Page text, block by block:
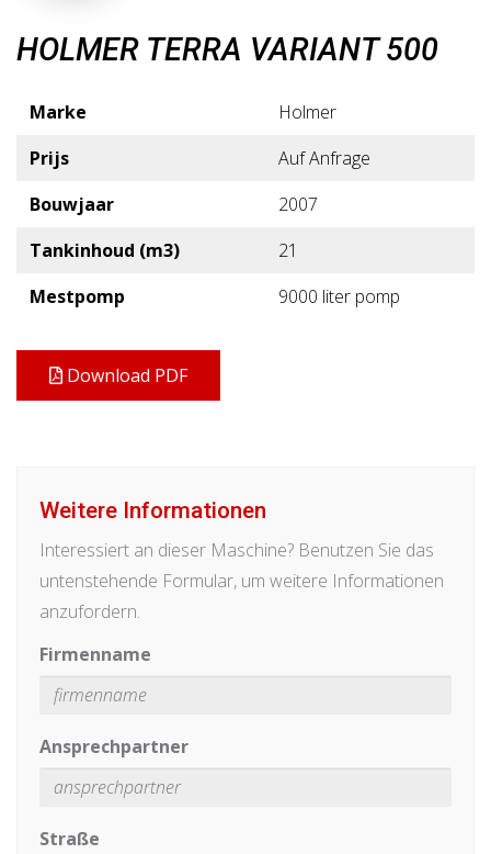
HOLMER TERRA VARIANT 500
Marke
Holmer
Prijs
Auf Anfrage
Bouwjaar
2007
Tankinhoud (m3)
21
Mestpomp
9000 liter pomp
Download PDF
Weitere Informationen
Interessiert an dieser Maschine? Benutzen Sie das
untenstehende Formular, um weitere Informationen
anzufordern.
Firmenname
Ansprechpartner
Straße